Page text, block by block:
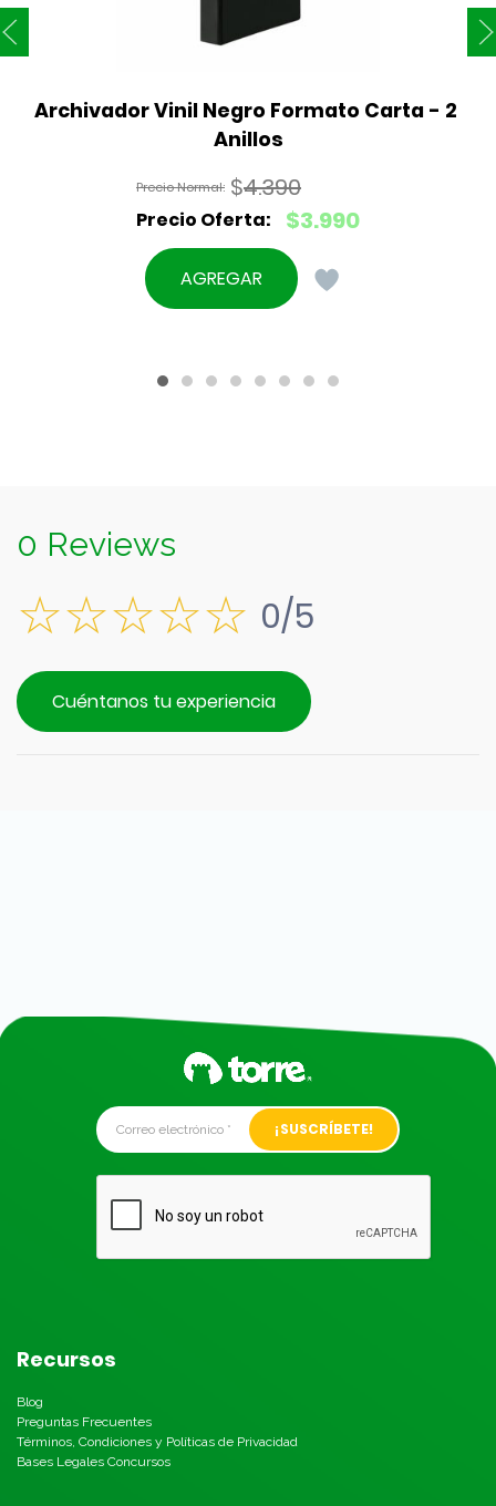
Archivador Vinil Negro Formato Carta - 2
Anillos
$4.390
El
precio
original
$3.990
El
precio
actual
AGREGAR
0 Reviews
0/5
Cuéntanos tu experiencia
Alternative:
Recursos
Blog
Preguntas Frecuentes
Términos, Condiciones y Políticas de Privacidad
Bases Legales Concursos